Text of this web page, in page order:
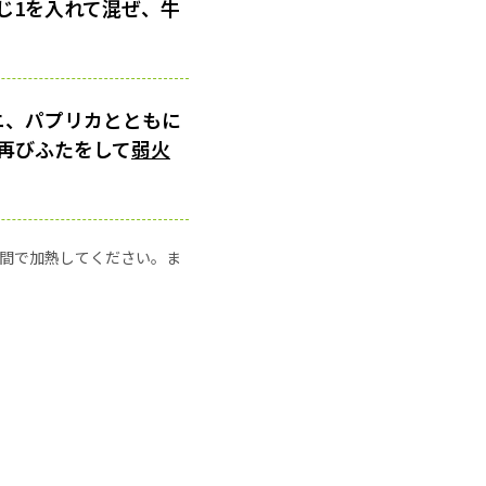
1を入れて混ぜ、牛
パプリカとともに
びふたをして弱火
で加熱してください。ま